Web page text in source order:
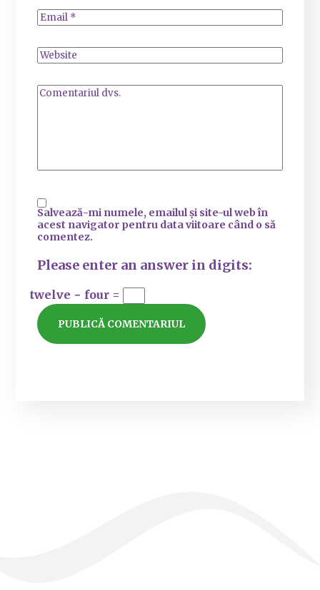
Salvează-mi numele, emailul și site-ul web în
acest navigator pentru data viitoare când o să
comentez.
Please enter an answer in digits:
twelve − four =